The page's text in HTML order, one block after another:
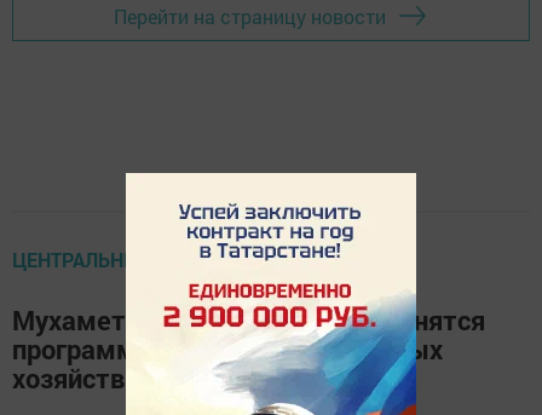
Перейти на страницу новости
ЦЕНТРАЛЬНЫЕ НОВОСТИ
Мухаметшин: В 2019 году сохранятся
программы по поддержке личных
хозяйств и сельских жителей